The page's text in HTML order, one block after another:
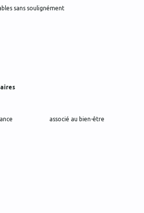
sans soulignément
associé au bien-être